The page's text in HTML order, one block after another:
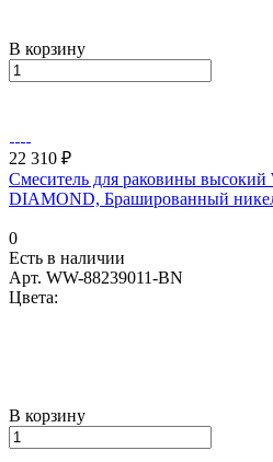
В корзину
22 310 ₽
Смеситель для раковины
DIAMOND, Брашированный
0
Есть в наличии
Арт. WW-88239011-BN
Цвета:
В корзину